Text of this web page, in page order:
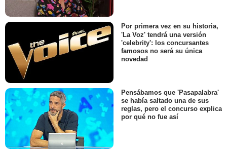
Por primera vez en su historia,
'La Voz' tendrá una versión
'celebrity': los concursantes
famosos no será su única
novedad
Pensábamos que 'Pasapalabra'
se había saltado una de sus
reglas, pero el concurso explica
por qué no fue así